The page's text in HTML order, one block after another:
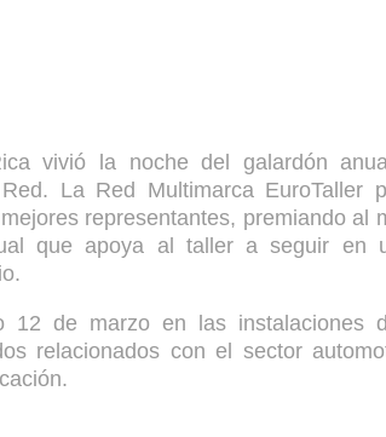
vivió la noche del galardón
La Red Multimarca EuroTaller
representantes, premiando al
que apoya al taller a seguir en
12 de marzo en las instalaciones
relacionados con el sector